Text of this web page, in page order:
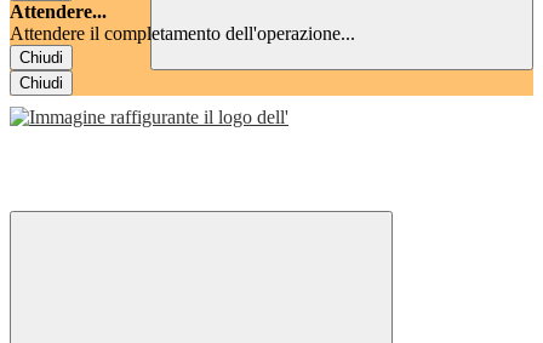
Attendere...
Attendere il completamento dell'operazione...
Chiudi
Chiudi